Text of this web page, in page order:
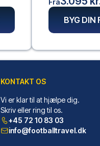
Fra
BYG DIN
KONTAKT OS
Vi er klar til at hjælpe dig.
Skriv eller ring til os.
+45 72 10 83 03
info@footballtravel.dk